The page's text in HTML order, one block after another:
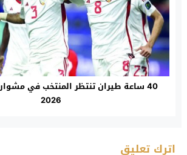
40 ساعة طيران تنتظر المنتخب في
2026
اترك تعليق